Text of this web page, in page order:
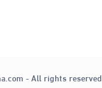
- All rights reserved